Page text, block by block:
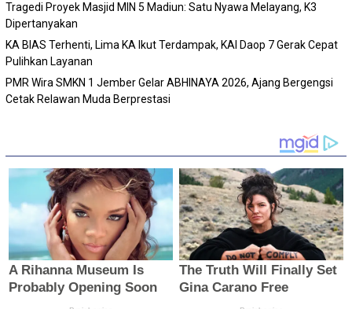
Tragedi Proyek Masjid MIN 5 Madiun: Satu Nyawa Melayang, K3
Dipertanyakan
KA BIAS Terhenti, Lima KA Ikut Terdampak, KAI Daop 7 Gerak Cepat
Pulihkan Layanan
PMR Wira SMKN 1 Jember Gelar ABHINAYA 2026, Ajang Bergengsi
Cetak Relawan Muda Berprestasi